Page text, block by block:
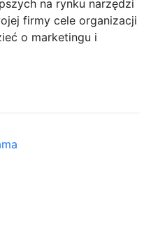
na rynku narzędzi
firmy cele organizacji
o marketingu i